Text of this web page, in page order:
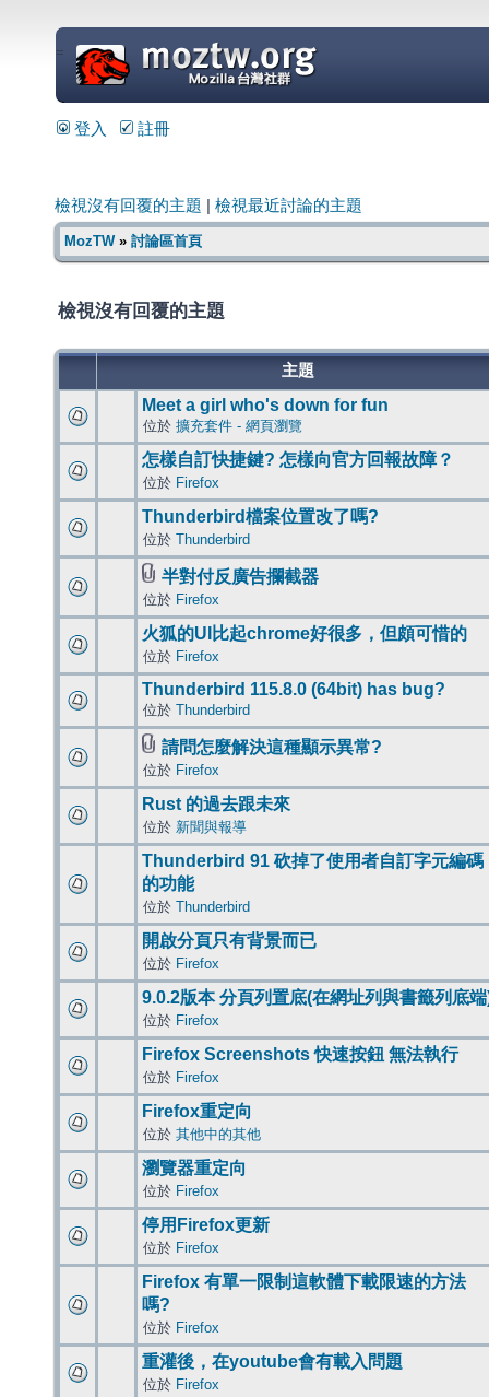
=
登入 註冊
檢視沒有回覆的主題 檢視最近討論的主題
MozTW» 討論區首頁
檢視沒有回覆的主題
主題
Meet a girl who's down for fun
位於 擴充套件 - 網頁瀏覽
怎樣自訂快捷鍵? 怎樣向官方回報故障？
位於 Firefox
Thunderbird檔案位置改了嗎?
位於 Thunderbird
半對付反廣告攔截器
位於 Firefox
火狐的UI比起chrome好很多，但頗可惜的
位於 Firefox
Thunderbird 115.8.0 (64bit) has bug?
位於 Thunderbird
請問怎麼解決這種顯示異常?
位於 Firefox
Rust 的過去跟未來
位於 新聞與報導
Thunderbird 91 砍掉了使用者自訂字元編碼
的功能
位於 Thunderbird
開啟分頁只有背景而已
位於 Firefox
9.0.2版本 分頁列置底(在網址列與書籤列底
位於 Firefox
Firefox Screenshots 快速按鈕 無法執行
位於 Firefox
Firefox重定向
位於 其他中的其他
瀏覽器重定向
位於 Firefox
停用Firefox更新
位於 Firefox
Firefox 有單一限制這軟體下載限速的方法
嗎?
位於 Firefox
重灌後，在youtube會有載入問題
位於 Firefox